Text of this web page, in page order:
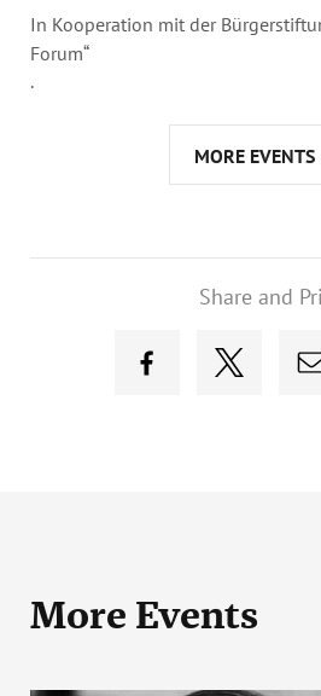
In Kooperation mit der
Forum“
.
MORE EVENTS
Share and
More Events